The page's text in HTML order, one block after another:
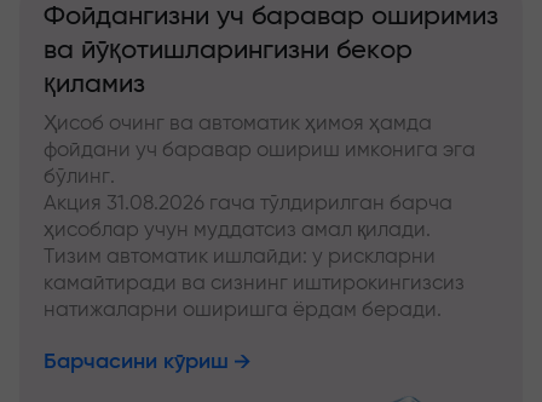
Фойдангизни уч баравар оширимиз
ва йўқотишларингизни бекор
қиламиз
Ҳисоб очинг ва автоматик ҳимоя ҳамда
фойдани уч баравар ошириш имконига эга
бўлинг.
Акция 31.08.2026 гача тўлдирилган барча
ҳисоблар учун муддатсиз амал қилади.
Тизим автоматик ишлайди: у рискларни
камайтиради ва сизнинг иштирокингизсиз
натижаларни оширишга ёрдам беради.
Барчасини кўриш